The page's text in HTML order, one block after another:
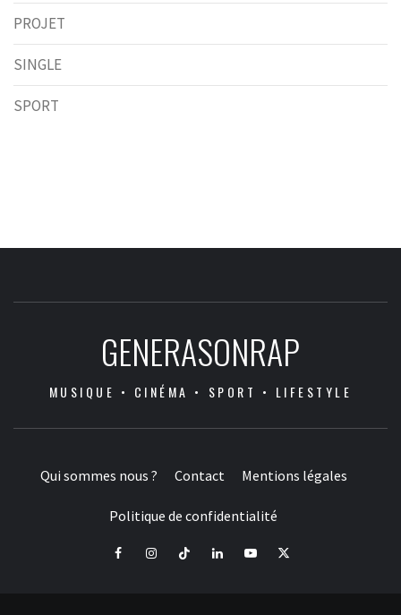
PROJET
SINGLE
SPORT
GENERASONRAP
MUSIQUE • CINÉMA • SPORT • LIFESTYLE
Qui sommes nous ? Contact Mentions légales
Politique de confidentialité
FacebookInstagramTiktok LinkedInYoutube
X